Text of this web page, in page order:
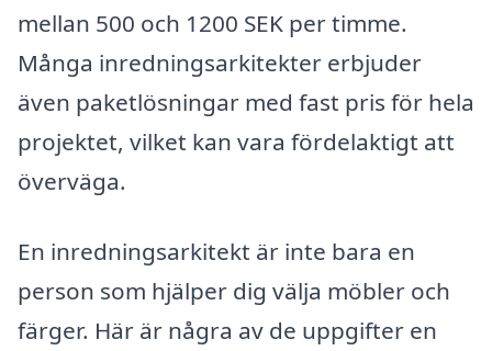
mellan 500 och 1200 SEK per timme.
Många inredningsarkitekter erbjuder
även paketlösningar med fast pris för hela
projektet, vilket kan vara fördelaktigt att
överväga.
En inredningsarkitekt är inte bara en
person som hjälper dig välja möbler och
färger. Här är några av de uppgifter en